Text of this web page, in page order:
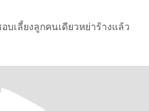
บเลี้ยงลูกคนเดียวหย่าร้างแล้ว